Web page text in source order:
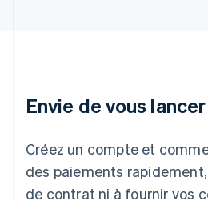
Envie de vous
Créez un compte et
des paiements
de contrat ni à fournir vos
English
Italie
Japon
日本語
Lettonie